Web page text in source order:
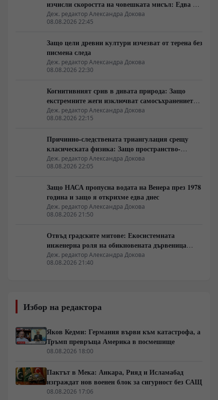
изчисли скоростта на човешката мисъл: Едва 10
бита в секунда
Деж. редактор Александра Докова
08.08.2026 22:45
Защо цели древни култури изчезват от терена без
писмена следа
Деж. редактор Александра Докова
08.08.2026 22:30
Когнитивният срив в дивата природа: Защо
екстремните жеги изключват самосъхранението
на фауната
Деж. редактор Александра Докова
08.08.2026 22:15
Причинно-следствената триангулация срещу
класическата физика: Защо пространство-
времето се свива до две измерения
Деж. редактор Александра Докова
08.08.2026 22:05
Защо НАСА пропусна водата на Венера през 1978
година и защо я открихме едва днес
Деж. редактор Александра Докова
08.08.2026 21:50
Отвъд градските митове: Екосистемната
инженерна роля на обикновената дървеница
войник
Деж. редактор Александра Докова
08.08.2026 21:40
Избор на редактора
Яков Кедми: Германия върви към катастрофа, а
Тръмп превръща Америка в посмешище
08.08.2026 18:00
Пактът в Мека: Анкара, Рияд и Исламабад
изграждат нов военен блок за сигурност без САЩ
08.08.2026 17:06